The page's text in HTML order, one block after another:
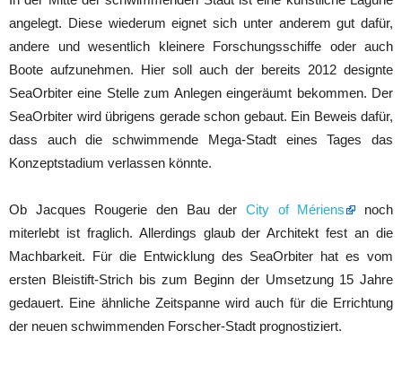
angelegt. Diese wiederum eignet sich unter anderem gut dafür,
andere und wesentlich kleinere Forschungsschiffe oder auch
Boote aufzunehmen. Hier soll auch der bereits 2012 designte
SeaOrbiter eine Stelle zum Anlegen eingeräumt bekommen. Der
SeaOrbiter wird übrigens gerade schon gebaut. Ein Beweis dafür,
dass auch die schwimmende Mega-Stadt eines Tages das
Konzeptstadium verlassen könnte.
Ob Jacques Rougerie den Bau der City of Mériens
noch
miterlebt ist fraglich. Allerdings glaub der Architekt fest an die
Machbarkeit. Für die Entwicklung des SeaOrbiter hat es vom
ersten Bleistift-Strich bis zum Beginn der Umsetzung 15 Jahre
gedauert. Eine ähnliche Zeitspanne wird auch für die Errichtung
der neuen schwimmenden Forscher-Stadt prognostiziert.